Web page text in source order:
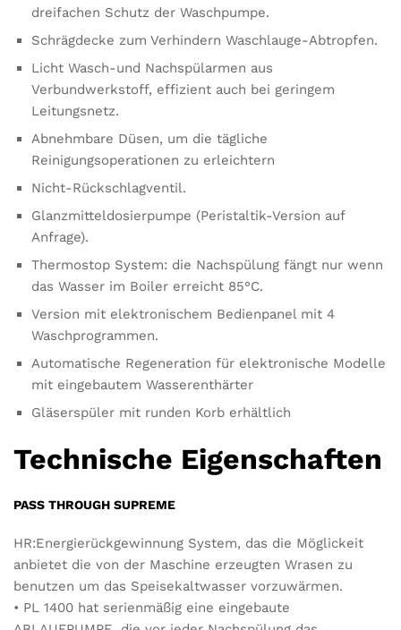
dreifachen Schutz der Waschpumpe.
Schrägdecke zum Verhindern Waschlauge-Abtropfen.
Licht Wasch-und Nachspülarmen aus
Verbundwerkstoff, effizient auch bei geringem
Leitungsnetz.
Abnehmbare Düsen, um die tägliche
Reinigungsoperationen zu erleichtern
Nicht-Rückschlagventil.
Glanzmitteldosierpumpe (Peristaltik-Version auf
Anfrage).
Thermostop System: die Nachspülung fängt nur wenn
das Wasser im Boiler erreicht 85°C.
Version mit elektronischem Bedienpanel mit 4
Waschprogrammen.
Automatische Regeneration für elektronische Modelle
mit eingebautem Wasserenthärter
Gläserspüler mit runden Korb erhältlich
Technische Eigenschaften
PASS THROUGH SUPREME
HR:Energierückgewinnung System, das die Möglickeit
anbietet die von der Maschine erzeugten Wrasen zu
benutzen um das Speisekaltwasser vorzuwärmen.
• PL 1400 hat serienmäßig eine eingebaute